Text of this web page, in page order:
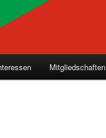
Mitgliedschaften